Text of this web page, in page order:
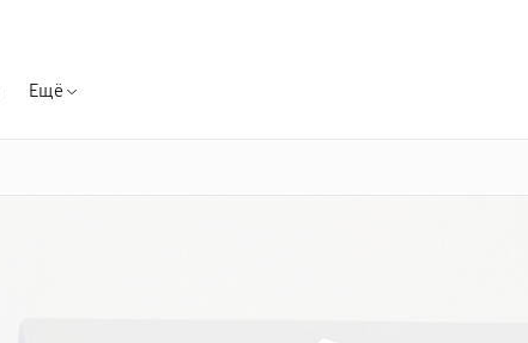
Ещё